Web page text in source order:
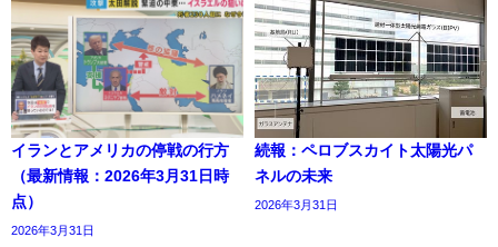
イランとアメリカの停戦の行方
（最新情報：2026年3月31日時
点）
2026年3月31日
続報：ペロブスカイト太陽光パ
ネルの未来
2026年3月31日